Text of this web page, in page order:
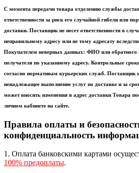
С момента передачи товара отделению службы
ответственности за риск его случайной гибели или
доставки. Поставщик не несет ответственности в
неправильному адресу или не тому адресату
Покупателем неверных данных: ФИО или обратного
получателя по указанному адресу. Контрольные
согласно нормативам курьерских служб. Поставщик
ненадлежащее выполнение услуг по доставке и за
может вносить изменения в адрес доставки Товара
личном кабинете на сайте.
Правила оплаты и
конфиденциальность
1. Оплата банковскими картами
100% предоплаты.